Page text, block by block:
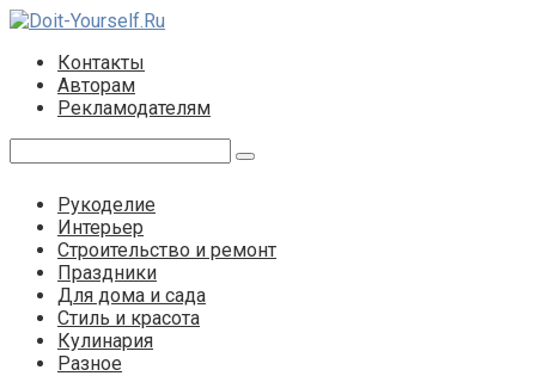
Перейти
контентуКонтакты
Авторам
Рекламодателям
Рукоделие
Интерьер
Строительство и ремонт
Праздники
Для дома и сада
Стиль и красота
Кулинария
Разное